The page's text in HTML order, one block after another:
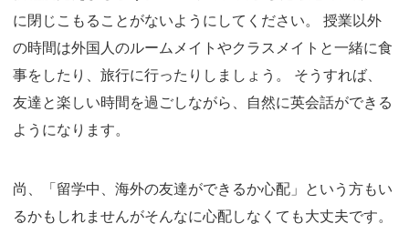
に閉じこもることがないようにしてください。 授業以外
の時間は外国人のルームメイトやクラスメイトと一緒に食
事をしたり、旅行に行ったりしましょう。 そうすれば、
友達と楽しい時間を過ごしながら、自然に英会話ができる
ようになります。
尚、「留学中、海外の友達ができるか心配」という方もい
るかもしれませんがそんなに心配しなくても大丈夫です。